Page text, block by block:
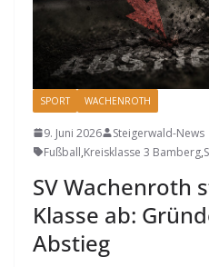
SPORT WACHENROTH
9. Juni 2026
Steigerwald-News
Fußball,Kreisklasse 3 Bamberg,
SV Wachenroth
Klasse ab:
Abstieg